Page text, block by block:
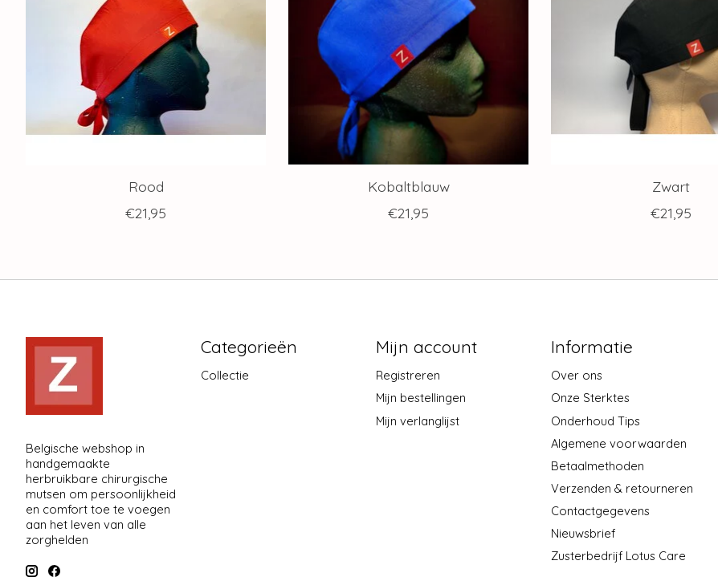
Rood
€21,95
Kobaltblauw
€21,95
Zwart
€21,95
Belgische webshop in
handgemaakte
herbruikbare chirurgische
mutsen om persoonlijkheid
en comfort toe te voegen
aan het leven van alle
zorghelden
Categorieën
Collectie
Mijn account
Registreren
Mijn bestellingen
Mijn verlanglijst
Informatie
Over ons
Onze Sterktes
Onderhoud Tips
Algemene voorwaarden
Betaalmethoden
Verzenden & retourneren
Contactgegevens
Nieuwsbrief
Zusterbedrijf Lotus Care